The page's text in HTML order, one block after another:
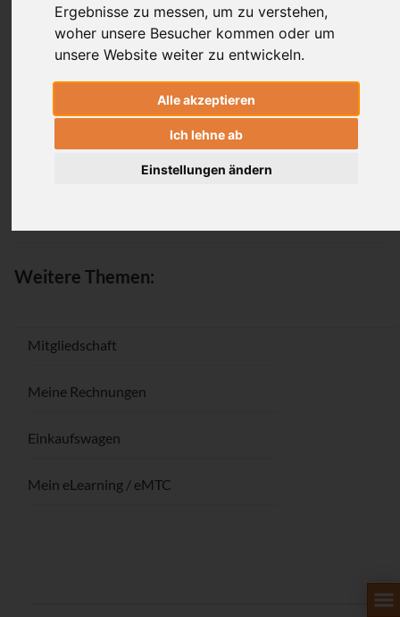
Ergebnisse zu messen, um zu verstehen,
woher unsere Besucher kommen oder um
unsere Website weiter zu entwickeln.
Alle akzeptieren
Ich lehne ab
Einstellungen ändern
Passwort vergessen / Registrieren
Weitere Themen:
Mitgliedschaft
Meine Rechnungen
Einkaufswagen
Mein eLearning / eMTC